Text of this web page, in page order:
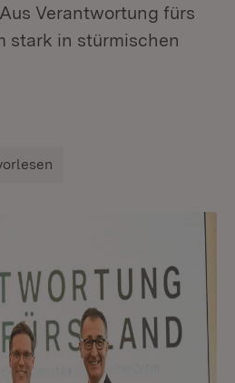
Verantwortung fürs
stark in stürmischen